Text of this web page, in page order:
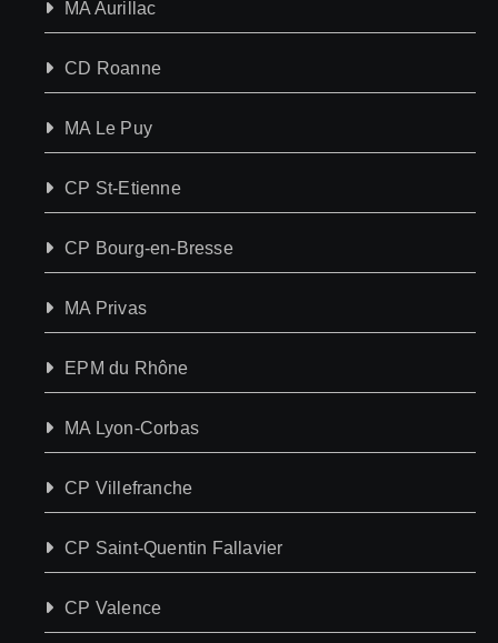
MA Aurillac
CD Roanne
MA Le Puy
CP St-Etienne
CP Bourg-en-Bresse
MA Privas
EPM du Rhône
MA Lyon-Corbas
CP Villefranche
CP Saint-Quentin Fallavier
CP Valence